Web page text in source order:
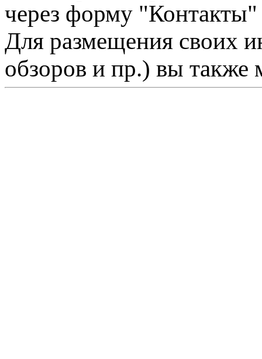
через форму "Контакты"
Для размещения своих
обзоров и пр.) вы также